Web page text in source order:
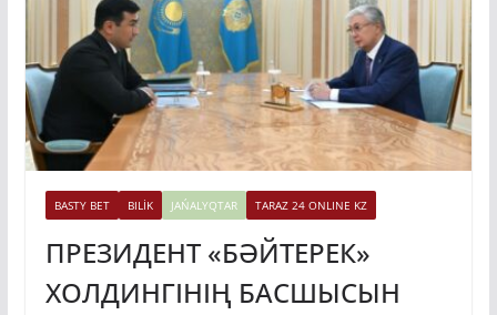
BASTY BET BILİK JAŃALYQTAR TARAZ 24 ONLINE KZ
ПРЕЗИДЕНТ «БӘЙТЕРЕК»
ХОЛДИНГІНІҢ БАСШЫСЫН